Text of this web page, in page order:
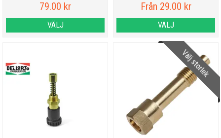
79.00 kr
VÄLJ
Från 29.00 kr
VÄLJ
Välj storlek